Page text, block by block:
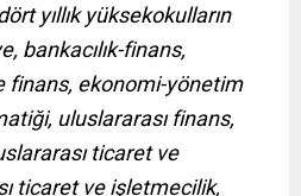
yıllık yüksekokulların
bankacılık-finans,
finans, ekonomi-yönetim
uluslararası finans,
ticaret ve
ticaret ve işletmecilik,